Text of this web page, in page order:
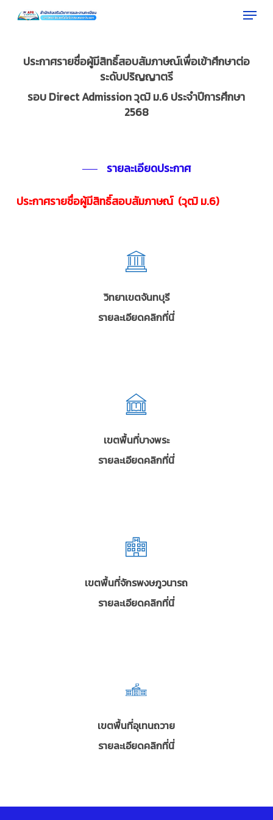
content
Menu
ประกาศรายชื่อผู้มีสิทธิ์สอบสัมภาษณ์เพื่อเข้าศึกษาต่อ
ระดับปริญญาตรี
รอบ Direct Admission วุฒิ ม.6 ประจำปีการศึกษา
2568
รายละเอียดประกาศ
ประกาศรายชื่อผู้มีสิทธิ์สอบสัมภาษณ์ (วุฒิ ม.6)
วิทยาเขตจันทบุรี
รายละเอียดคลิกที่นี่
เขตพื้นที่บางพระ
รายละเอียดคลิกที่นี่
เขตพื้นที่จักรพงษภูวนารถ
รายละเอียดคลิกที่นี่
เขตพื้นที่อุเทนถวาย
รายละเอียดคลิกที่นี่
Menu